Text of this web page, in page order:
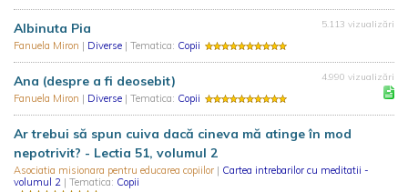
Albinuta Pia
Fanuela Miron | Diverse | Tematica: Copii
5.113 vizualizări
Ana (despre a fi deosebit)
Fanuela Miron | Diverse | Tematica: Copii
4.990 vizualizări
Ar trebui să spun cuiva dacă cineva mă atinge în mod
nepotrivit? - Lectia 51, volumul 2
Asociatia misionara pentru educarea copiilor | Cartea intrebarilor cu meditatii -
volumul 2 | Tematica: Copii